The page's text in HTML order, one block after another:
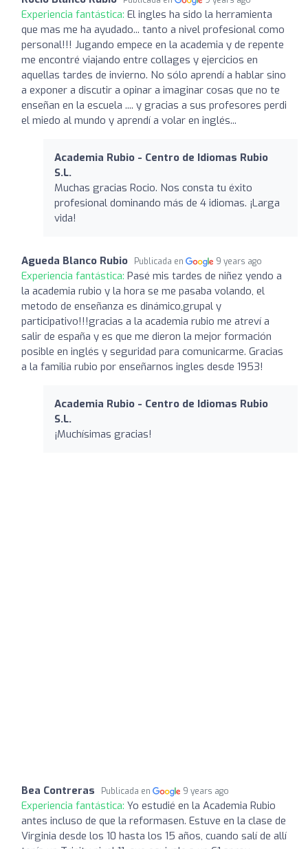
Experiencia fantástica: El ingles ha sido la herramienta
que mas me ha ayudado... tanto a nivel profesional como
personal!!! Jugando empece en la academia y de repente
me encontré viajando entre collages y ejercicios en
aquellas tardes de invierno. No sólo aprendí a hablar sino
a exponer a discutir a opinar a imaginar cosas que no te
enseñan en la escuela .... y gracias a sus profesores perdi
el miedo al mundo y aprendí a volar en inglés...
Academia Rubio - Centro de Idiomas Rubio
S.L.
Muchas gracias Rocio. Nos consta tu éxito
profesional dominando más de 4 idiomas. ¡Larga
vida!
Agueda Blanco Rubio Publicada en 9 years ago
Experiencia fantástica: Pasé mis tardes de niñez yendo a
la academia rubio y la hora se me pasaba volando, el
metodo de enseñanza es dinámico,grupal y
participativo!!!gracias a la academia rubio me atreví a
salir de españa y es que me dieron la mejor formación
posible en inglés y seguridad para comunicarme. Gracias
a la familia rubio por enseñarnos ingles desde 1953!
Academia Rubio - Centro de Idiomas Rubio
S.L.
¡Muchísimas gracias!
Bea Contreras Publicada en 9 years ago
Experiencia fantástica: Yo estudié en la Academia Rubio
antes incluso de que la reformasen. Estuve en la clase de
Virginia desde los 10 hasta los 15 años, cuando salí de allí